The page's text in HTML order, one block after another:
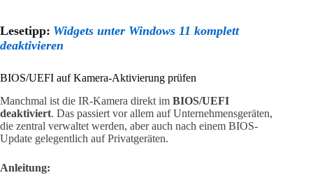
Lesetipp: Widgets unter Windows 11 komplett
deaktivieren
BIOS/UEFI auf Kamera-Aktivierung prüfen
Manchmal ist die IR-Kamera direkt im BIOS/UEFI
deaktiviert. Das passiert vor allem auf Unternehmensgeräten,
die zentral verwaltet werden, aber auch nach einem BIOS-
Update gelegentlich auf Privatgeräten.
Anleitung: